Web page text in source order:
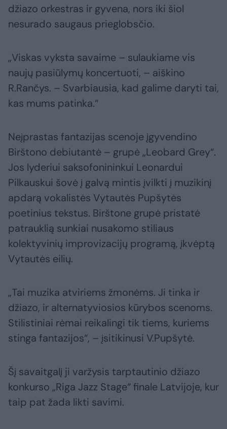
džiazo orkestras ir gyvena, nors iki šiol
nesurado saugaus prieglobsčio.
„Viskas vyksta savaime – sulaukiame vis
naujų pasiūlymų koncertuoti, – aiškino
R.Rančys. – Svarbiausia, kad galime daryti tai,
kas mums patinka.“
Neįprastas fantazijas scenoje įgyvendino
Birštono debiutantė – grupė „Leobard Grey“.
Jos lyderiui saksofonininkui Leonardui
Pilkauskui šovė į galvą mintis įvilkti į muzikinį
apdarą vokalistės Vytautės Pupšytės
poetinius tekstus. Birštone grupė pristatė
patrauklią sunkiai nusakomo stiliaus
kolektyvinių improvizacijų programą, įkvėptą
Vytautės eilių.
„Tai muzika atviriems žmonėms. Ji tinka ir
džiazo, ir alternatyviosios kūrybos scenoms.
Stilistiniai rėmai reikalingi tik tiems, kuriems
stinga fantazijos“, – įsitikinusi V.Pupšytė.
Šį savaitgalį ji varžysis tarptautinio džiazo
konkurso „Riga Jazz Stage“ finale Latvijoje, kur
taip pat žada likti savimi.